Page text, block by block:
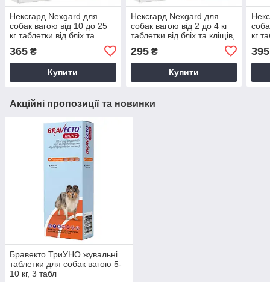
Нексгард Nexgard для
собак вагою від 10 до 25
кг таблетки від бліх та
365 ₴
Купити
Нексгард Nexgard для
собак вагою від 2 до 4 кг
таблетки від бліх та кліщів,
295₴
Купити
кг
395
Акційні пропозиції та новинки
Бравекто ТриУНО жувальні
таблетки для собак вагою 5-
10 кг, 3 табл